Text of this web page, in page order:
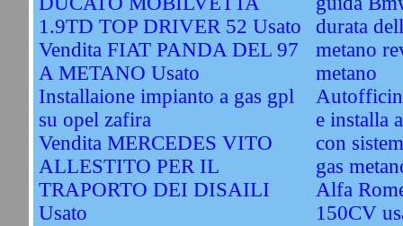
1.9TD TOP DRIVER 52 Usato
Vendita FIAT PANDA DEL 97
A METANO Usato
Installaione impianto a gas gpl
su opel zafira
Vendita MERCEDES VITO
ALLESTITO PER IL
TRAPORTO DEI DISAILI
Usato
durata
metano
metano
e installa
con
gas
Alfa
150CV